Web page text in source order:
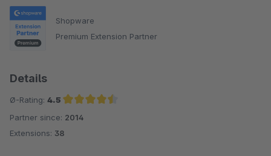
Prima!
Shopware
Premium Extension Partner
Details
Ø-Rating: 4.5
Average rating of 4.5 out of 5 stars
Partner since: 2014
Extensions: 38